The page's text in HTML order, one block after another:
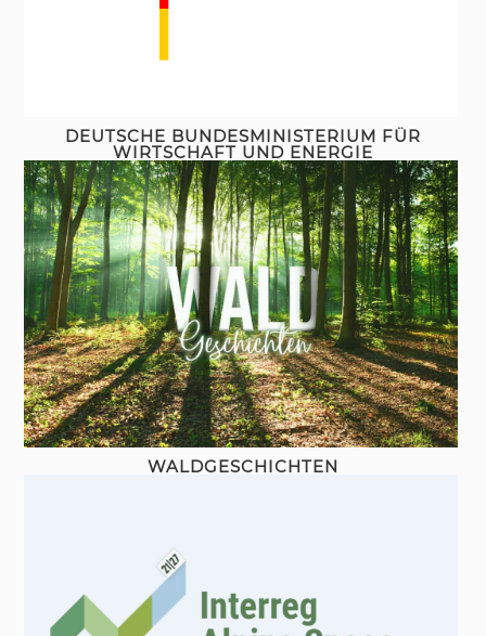
DEUTSCHE BUNDESMINISTERIUM FÜR
WIRTSCHAFT UND ENERGIE
WALDGESCHICHTEN